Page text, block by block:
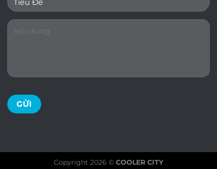
Copyright 2026 © COOLER CITY